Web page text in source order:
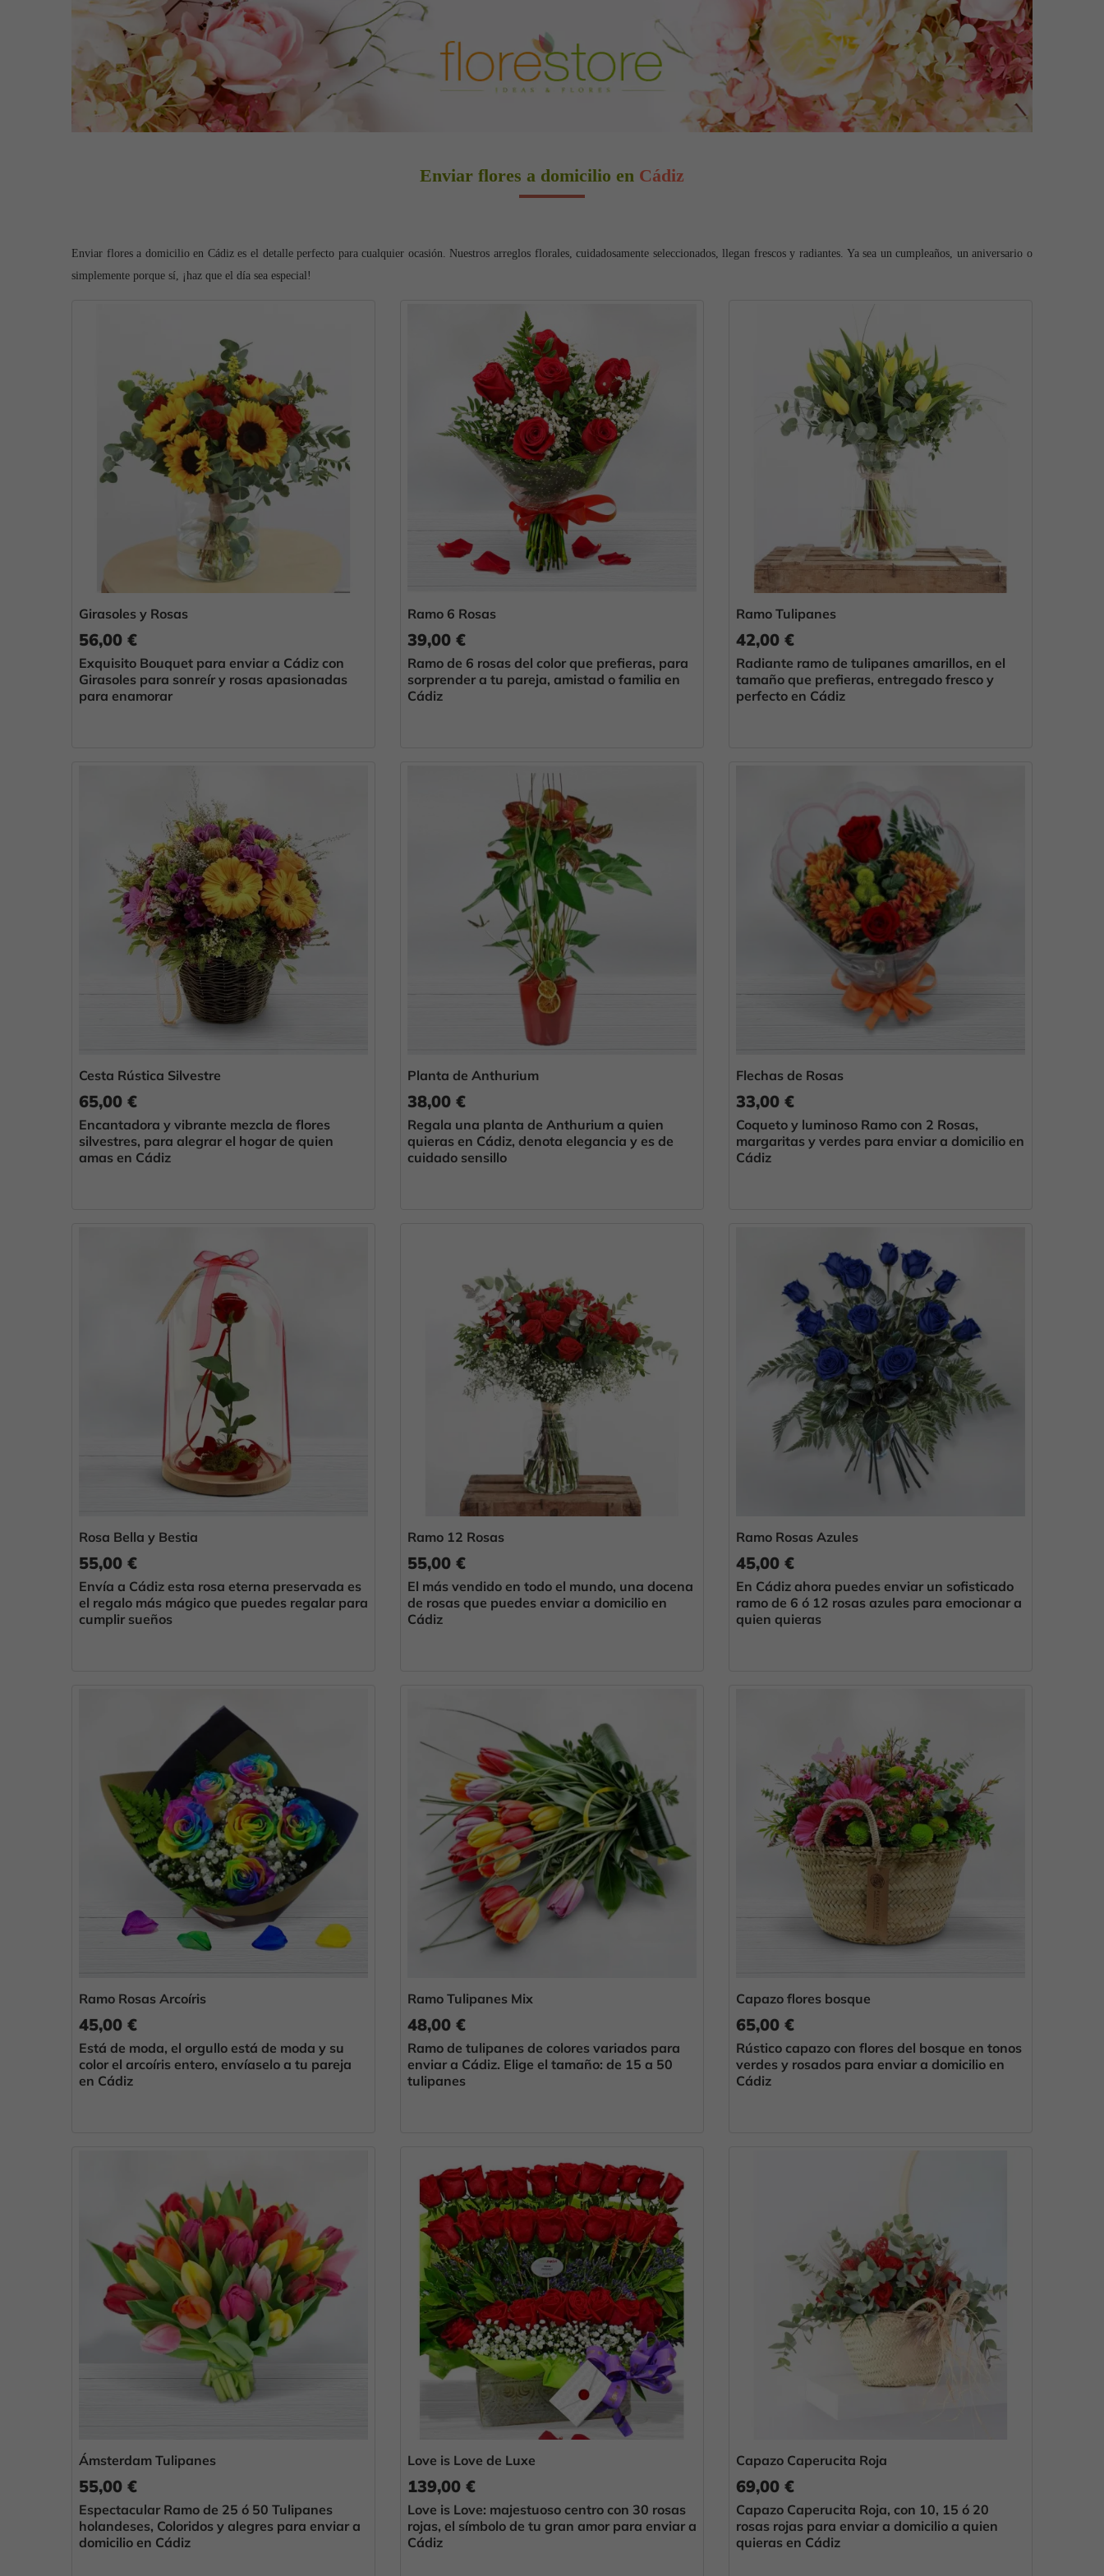
Enviar flores a domicilio en Cádiz
Enviar flores a domicilio en Cádiz es el detalle perfecto para cualquier ocasión. Nuestros arreglos florales, cuidadosamente seleccionados, llegan frescos y radiantes. Ya sea un cumpleaños, un aniversario o
simplemente porque sí, ¡haz que el día sea especial!
Girasoles y Rosas
56,00 €
Exquisito Bouquet para enviar a Cádiz con
Girasoles para sonreír y rosas apasionadas
para enamorar
Ramo 6 Rosas
39,00 €
Ramo de 6 rosas del color que prefieras, para
sorprender a tu pareja, amistad o familia en
Cádiz
Ramo Tulipanes
42,00 €
Radiante ramo de tulipanes amarillos, en el
tamaño que prefieras, entregado fresco y
perfecto en Cádiz
Cesta Rústica Silvestre
65,00 €
Encantadora y vibrante mezcla de flores
silvestres, para alegrar el hogar de quien
amas en Cádiz
Planta de Anthurium
38,00 €
Regala una planta de Anthurium a quien
quieras en Cádiz, denota elegancia y es de
cuidado sensillo
Flechas de Rosas
33,00 €
Coqueto y luminoso Ramo con 2 Rosas,
margaritas y verdes para enviar a domicilio en
Cádiz
Rosa Bella y Bestia
55,00 €
Envía a Cádiz esta rosa eterna preservada es
el regalo más mágico que puedes regalar para
cumplir sueños
Ramo 12 Rosas
55,00 €
El más vendido en todo el mundo, una docena
de rosas que puedes enviar a domicilio en
Cádiz
Ramo Rosas Azules
45,00 €
En Cádiz ahora puedes enviar un sofisticado
ramo de 6 ó 12 rosas azules para emocionar a
quien quieras
Ramo Rosas Arcoíris
45,00 €
Está de moda, el orgullo está de moda y su
color el arcoíris entero, envíaselo a tu pareja
en Cádiz
Ramo Tulipanes Mix
48,00 €
Ramo de tulipanes de colores variados para
enviar a Cádiz. Elige el tamaño: de 15 a 50
tulipanes
Capazo flores bosque
65,00 €
Rústico capazo con flores del bosque en tonos
verdes y rosados para enviar a domicilio en
Cádiz
Ámsterdam Tulipanes
55,00 €
Espectacular Ramo de 25 ó 50 Tulipanes
holandeses, Coloridos y alegres para enviar a
domicilio en Cádiz
Love is Love de Luxe
139,00 €
Love is Love: majestuoso centro con 30 rosas
rojas, el símbolo de tu gran amor para enviar a
Cádiz
Capazo Caperucita Roja
69,00 €
Capazo Caperucita Roja, con 10, 15 ó 20
rosas rojas para enviar a domicilio a quien
quieras en Cádiz